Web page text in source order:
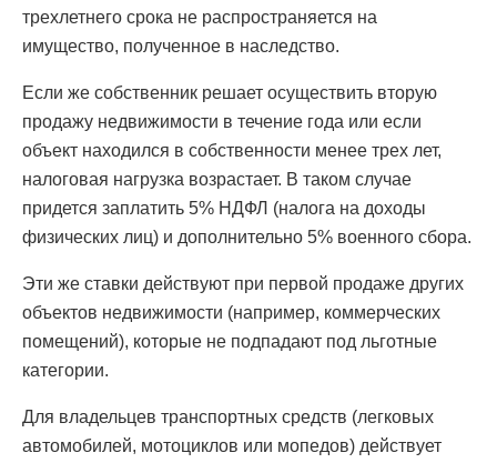
трехлетнего срока не распространяется на
имущество, полученное в наследство.
Если же собственник решает осуществить вторую
продажу недвижимости в течение года или если
объект находился в собственности менее трех лет,
налоговая нагрузка возрастает. В таком случае
придется заплатить 5% НДФЛ (налога на доходы
физических лиц) и дополнительно 5% военного сбора.
Эти же ставки действуют при первой продаже других
объектов недвижимости (например, коммерческих
помещений), которые не подпадают под льготные
категории.
Для владельцев транспортных средств (легковых
автомобилей, мотоциклов или мопедов) действует